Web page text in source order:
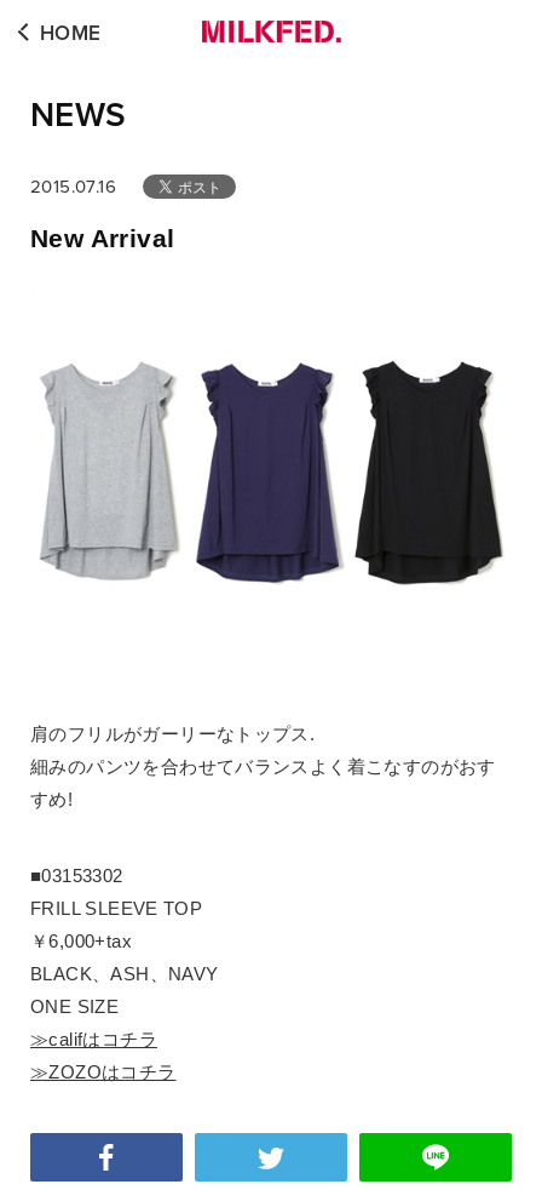
NEWS
HOME
2015.07.16
New Arrival
肩のフリルがガーリーなトップス.
細みのパンツを合わせてバランスよく着こなすのがおす
すめ!
■03153302
FRILL SLEEVE TOP
￥6,000+tax
BLACK、ASH、NAVY
ONE SIZE
≫califはコチラ
≫ZOZOはコチラ